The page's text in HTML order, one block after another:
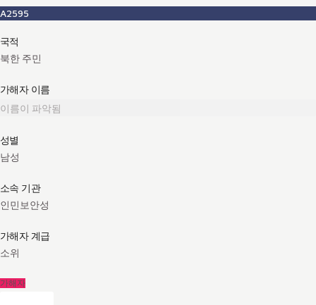
A2595
국적
북한 주민
가해자 이름
이름이 파악됨
성별
남성
소속 기관
인민보안성
가해자 계급
소위
가해자